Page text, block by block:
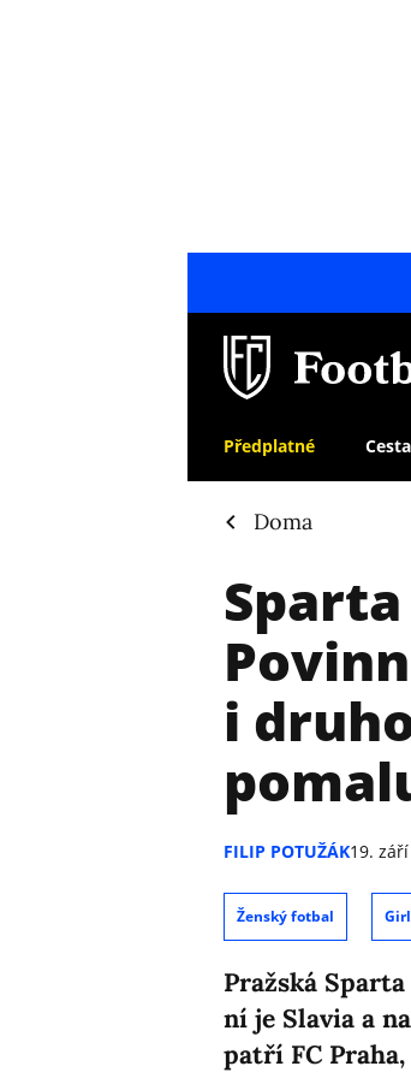
Předplatné
Doma
i
FILIP POTUŽÁK19.
Ženský fotbal
Pražská
ní je Slavia a
patří FC